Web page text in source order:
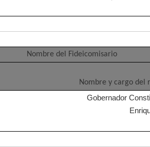
Nombre del Fideicomisario
Nombre y cargo del
Gobernador